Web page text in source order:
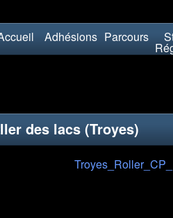
Adhésions Parcours
des lacs (Troyes)